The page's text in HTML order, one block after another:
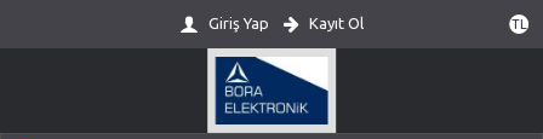
TL
Giriş Yap Kayıt Ol